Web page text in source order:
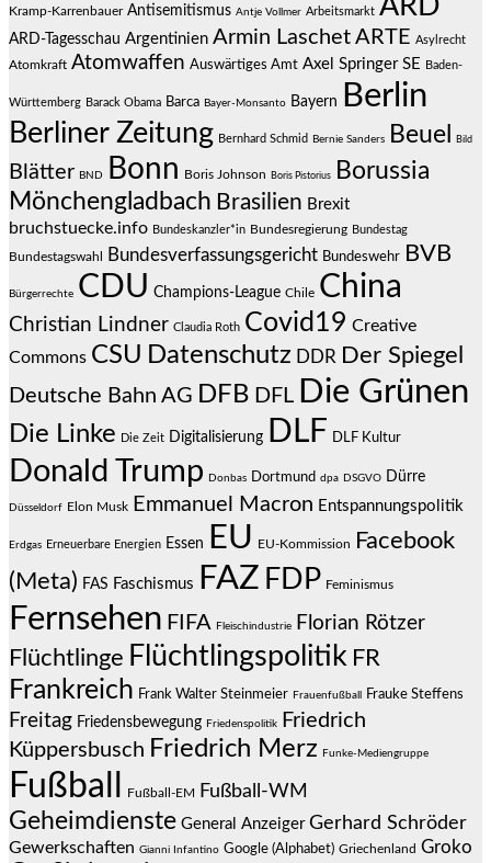
Kramp-Karrenbauer Antisemitismus Antje Vollmer Arbeitsmarkt ARD
ARD-Tagesschau Argentinien Armin Laschet ARTE Asylrecht
Atomkraft Atomwaffen Auswärtiges Amt Axel Springer SE Baden-
Württemberg Barack Obama Barca Bayer-Monsanto Bayern Berlin
Berliner Zeitung Bernhard Schmid Bernie Sanders Beuel Bild
Blätter BND Bonn Boris Johnson Boris Pistorius
Borussia
Mönchengladbach Brasilien Brexit
bruchstuecke.info Bundeskanzler*in Bundesregierung Bundestag
Bundestagswahl Bundesverfassungsgericht Bundeswehr BVB
Bürgerrechte CDU Champions-League Chile China
Christian Lindner Claudia Roth Covid19 Creative
Commons CSU Datenschutz DDR Der Spiegel
Deutsche Bahn AG DFB DFL Die Grünen
Die Linke Die Zeit Digitalisierung DLF DLF Kultur
Donald Trump Donbas Dortmund dpa DSGVO Dürre
Düsseldorf Elon Musk Emmanuel Macron Entspannungspolitik
Erdgas Erneuerbare Energien Essen EU EU-Kommission
Facebook
(Meta) FAS Faschismus FAZ FDP Feminismus
Fernsehen FIFA Fleischindustrie Florian Rötzer
Flüchtlinge Flüchtlingspolitik FR
Frankreich Frank Walter Steinmeier Frauenfußball Frauke Steffens
Freitag Friedensbewegung Friedenspolitik
Friedrich
Küppersbusch Friedrich Merz Funke-Mediengruppe
Fußball Fußball-EM Fußball-WM
Geheimdienste General Anzeiger Gerhard Schröder
Gewerkschaften Gianni Infantino Google (Alphabet) Griechenland Groko